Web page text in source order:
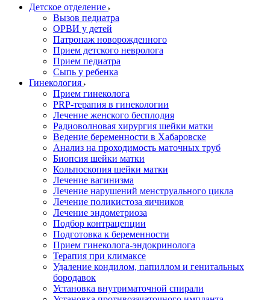
Детское отделение
Вызов педиатра
ОРВИ у детей
Патронаж новорожденного
Прием детского невролога
Прием педиатра
Сыпь у ребенка
Гинекология
Прием гинеколога
PRP-терапия в гинекологии
Лечение женского бесплодия
Радиоволновая хирургия шейки матки
Ведение беременности в Хабаровске
Анализ на проходимость маточных труб
Биопсия шейки матки
Кольпоскопия шейки матки
Лечение вагинизма
Лечение нарушений менструального цикла
Лечение поликистоза яичников
Лечение эндометриоза
Подбор контрацепции
Подготовка к беременности
Прием гинеколога-эндокринолога
Терапия при климаксе
Удаление кондилом, папиллом и генитальных
бородавок
Установка внутриматочной спирали